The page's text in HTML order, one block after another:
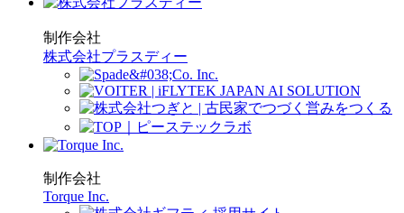
制作会社
株式会社プラスディー
制作会社
Torque Inc.